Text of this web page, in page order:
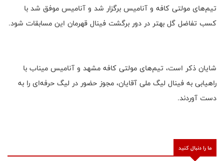
تیم‌های مولتی کافه و آنامیس برگزار شد و آنامیس موفق شد با
کسب تفاضل گل بهتر در دور برگشت فینال قهرمان این مسابقات شود.
شایان ذکر است، تیم‌های مولتی کافه مشهد و آنامیس میناب با
راهیابی به فینال لیگ ملی آقایان، مجوز حضور در لیگ حرفه‌ای را به
دست آوردند.
ما را دنبال کنید